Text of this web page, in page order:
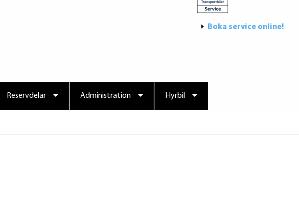
Boka service online!
Reservdelar Administration Hyrbil